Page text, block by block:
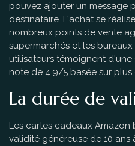
pouvez ajouter un message
destinataire. L'achat se
nombreux points de vente
supermarchés et les
utilisateurs témoignent
note de 4.9/5 basée sur plus
La durée de
Les cartes cadeaux
validité généreuse de 10